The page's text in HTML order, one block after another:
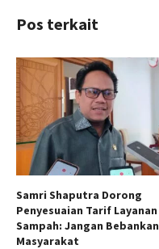
Pos terkait
Samri Shaputra Dorong
Penyesuaian Tarif Layanan
Sampah: Jangan Bebankan
Masyarakat